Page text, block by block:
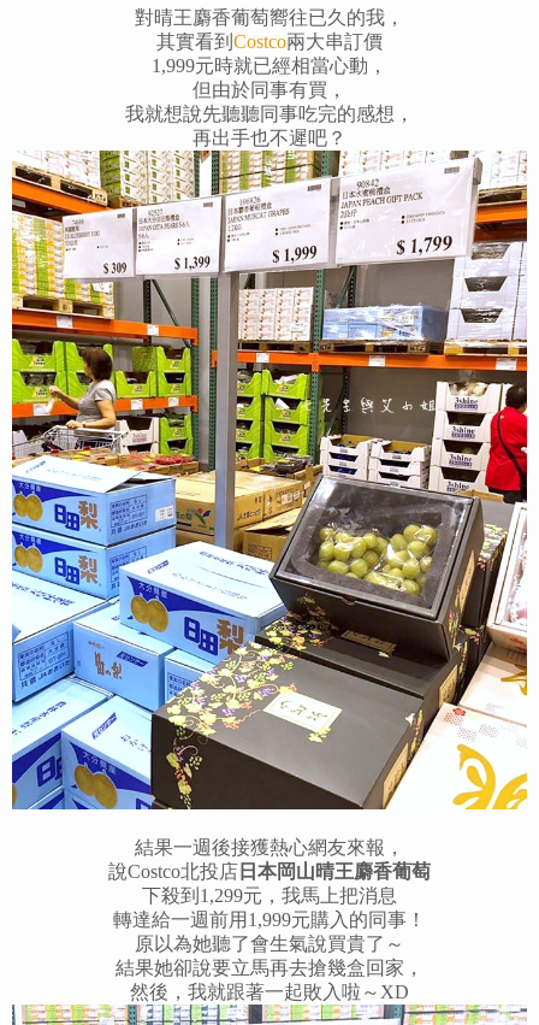
對晴王麝香葡萄嚮往已久的我，
其實看到 Costco兩大串訂價
1,999元時就已經相當心動，
但由於同事有買，
我就想說先聽聽同事吃完的感想，
再出手也不遲吧？
結果一週後接獲熱心網友來報，
說Costco北投店 日本岡山晴王麝香葡萄
下殺到1,299元，我馬上把消息
轉達給一週前用1,999元購入的同事！
原以為她聽了會生氣說買貴了～
結果她卻說要立馬再去搶幾盒回家，
然後，我就跟著一起敗入啦～XD